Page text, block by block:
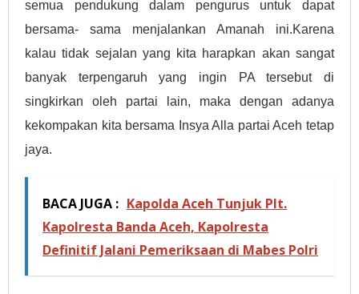
semua pendukung dalam pengurus untuk dapat
bersama- sama menjalankan Amanah ini.Karena
kalau tidak sejalan yang kita harapkan akan sangat
banyak terpengaruh yang ingin PA tersebut di
singkirkan oleh partai lain, maka dengan adanya
kekompakan kita bersama Insya Alla partai Aceh tetap
jaya.
BACA JUGA : Kapolda Aceh Tunjuk Plt.
Kapolresta Banda Aceh, Kapolresta
Definitif Jalani Pemeriksaan di Mabes Polri